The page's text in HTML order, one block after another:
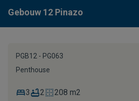
Gebouw 12 Pinazo
PGB12 - PG063
Penthouse
3 2 208 m2